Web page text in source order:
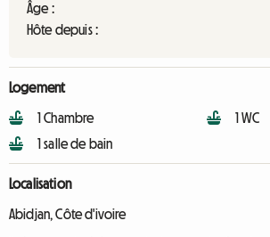
Âge :
Hôte depuis :
Logement
1 Chambre
1 salle de bain
1 WC
Localisation
Abidjan, Côte d'ivoire